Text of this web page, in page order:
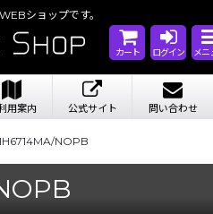
ショップです。
カート ログイン メニ
用案内 公式サイト 問い合わせ
NOPB